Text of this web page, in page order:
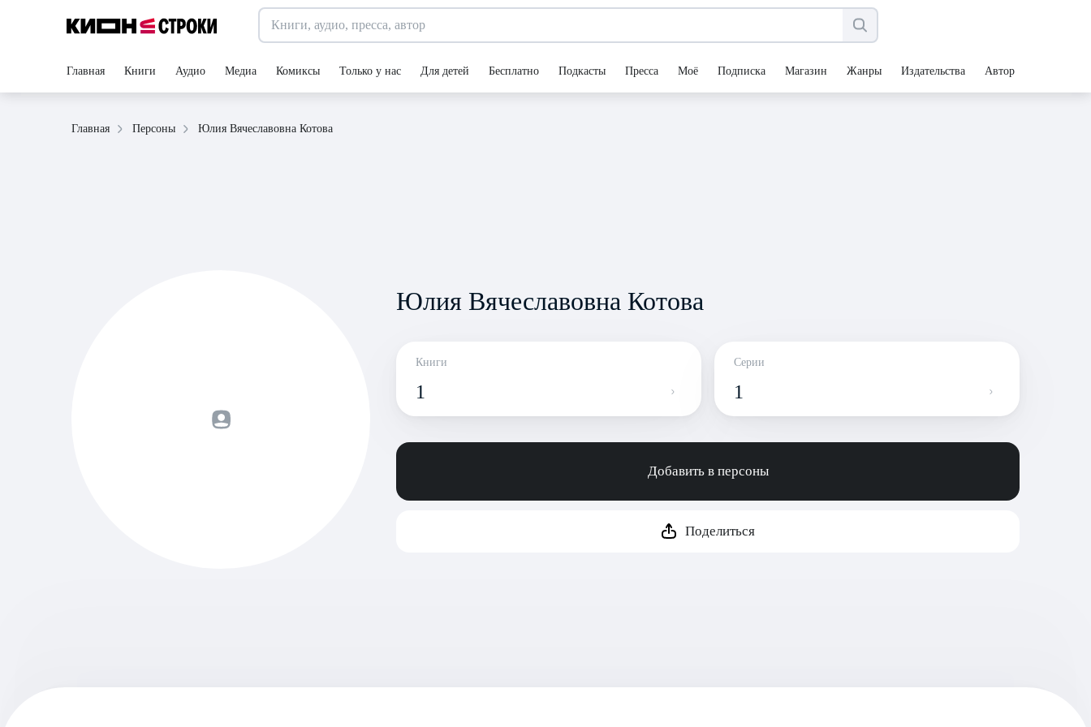
Главная Книги Аудио Медиа Комиксы Только у нас Для детей Бесплатно Подкасты Пресса Моё Подписка Магазин Жанры Издательства Авторы
Главная Персоны Юлия Вячеславовна Котова
Юлия Вячеславовна Котова
Книги
1
Серии
1
Добавить в персоны
Поделиться